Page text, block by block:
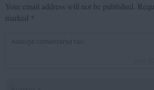
Your email address will not be published.
marked *